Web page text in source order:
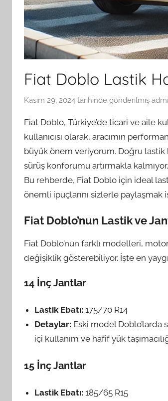
Fiat Doblo Lastik
Kasım 29, 2024 tarihinde gönderilmiş
Fiat Doblo, Türkiye’de ticari ve aile
kullanıcısı olarak, aracımın
büyük önem veriyorum. Doğru lastik
sürüş konforumu artırmakla
Bu rehberde, Fiat Doblo için ideal
önemli ipuçlarını sizlerle paylaşmak
Fiat Doblo’nun Lastik ve
Fiat Doblo’nun farklı modelleri,
değişiklik gösterebiliyor. İşte en
14 İnç Jantlar
Lastik Ebatı: 175/70 R14
Detaylar: Eski model Doblo’larda
içi kullanım ve hafif yük
15 İnç Jantlar
Lastik Ebatı: 185/65 R15